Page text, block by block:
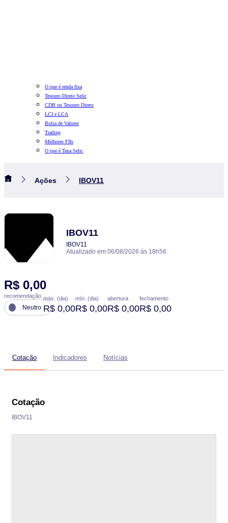
O que é renda fixa
Tesouro Direto Selic
CDB ou Tesouro Direto
LCI e LCA
Bolsa de Valores
Trading
Melhores FIIs
O que é Taxa Selic
Ações IBOV11
IBOV11
IBOV11
Atualizado em 06/08/2026 às 18h56
R$ 0,00
recomendação
Neutro
máx. (dia)
R$ 0,00
mín. (dia)
R$ 0,00
abertura
R$ 0,00
fechamento
R$ 0,00
Cotação Indicadores Notícias
Cotação
IBOV11